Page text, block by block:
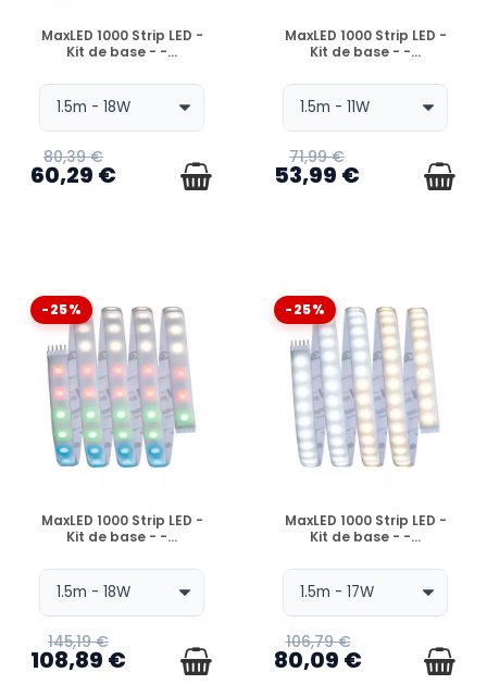
EN STOCK
MaxLED 1000 Strip LED -
Kit de base - -...
80,39 €
60,29 €
EN STOCK
MaxLED 1000 Strip LED -
Kit de base - -...
71,99 €
53,99 €
-25%
EN STOCK
MaxLED 1000 Strip LED -
Kit de base - -...
145,19 €
108,89 €
-25%
EN STOCK
MaxLED 1000 Strip LED -
Kit de base - -...
106,79 €
80,09 €